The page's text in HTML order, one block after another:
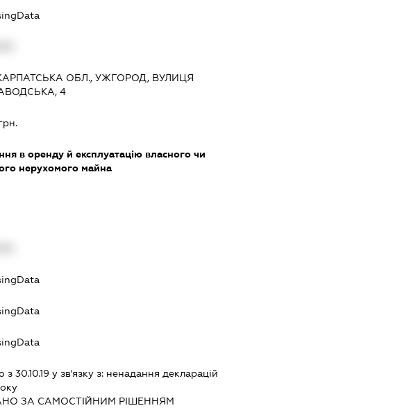
ОБЛ., УЖГОРОД, ВУЛИЦЯ
4
в оренду й експлуатацію власного чи
нерухомого майна
30.10.19 у зв'язку з: ненадання декларацiй
ЗА САМОСТIЙНИМ РIШЕННЯМ